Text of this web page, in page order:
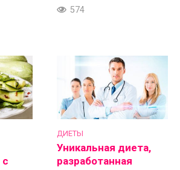
574
ДИЕТЫ
Уникальная диета,
разработанная